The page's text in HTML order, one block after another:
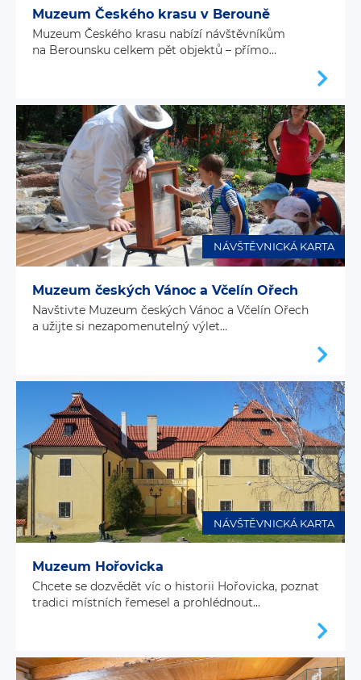
Muzeum Českého krasu v Berouně
Muzeum Českého krasu nabízí návštěvníkům
na Berounsku celkem pět objektů – přímo...
NÁVŠTĚVNICKÁ KARTA
Muzeum českých Vánoc a Včelín Ořech
Navštivte Muzeum českých Vánoc a Včelín Ořech
a užijte si nezapomenutelný výlet...
NÁVŠTĚVNICKÁ KARTA
Muzeum Hořovicka
Chcete se dozvědět víc o historii Hořovicka, poznat
tradici místních řemesel a prohlédnout...